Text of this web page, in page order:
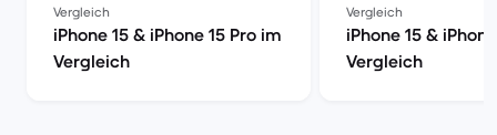
Vergleich
iPhone 15 & iPhone 15 Pro im
Vergleich
Vergleich
iPhone 15 &
Vergleich